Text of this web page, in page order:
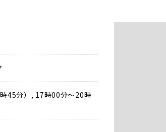
45分）, 17時00分～20時